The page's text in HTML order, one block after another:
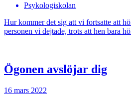
Psykologiskolan
Hur kommer det sig att vi fortsatte att
personen vi dejtade, trots att hen bara
Ögonen avslöjar dig
16 mars 2022